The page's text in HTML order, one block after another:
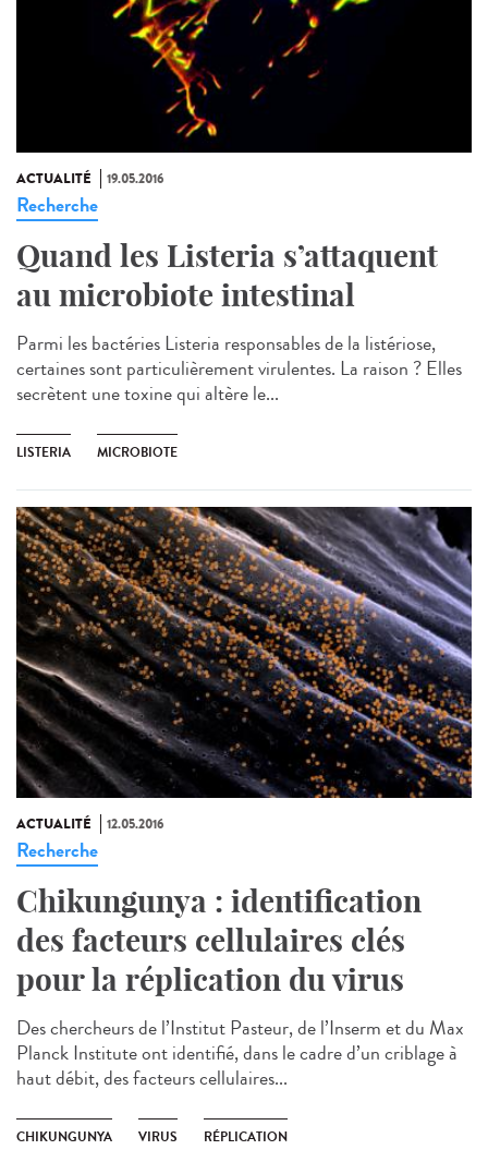
ACTUALITÉ 19.05.2016
Recherche
Quand les Listeria s’attaquent
au microbiote intestinal
Parmi les bactéries Listeria responsables de la listériose,
certaines sont particulièrement virulentes. La raison ? Elles
secrètent une toxine qui altère le...
LISTERIA MICROBIOTE
ACTUALITÉ 12.05.2016
Recherche
Chikungunya : identification
des facteurs cellulaires clés
pour la réplication du virus
Des chercheurs de l’Institut Pasteur, de l’Inserm et du Max
Planck Institute ont identifié, dans le cadre d’un criblage à
haut débit, des facteurs cellulaires...
CHIKUNGUNYA VIRUS RÉPLICATION